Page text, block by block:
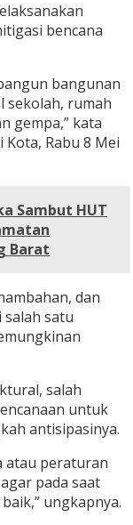
bencana
bangunan
sekolah, rumah
gempa,” kata
Rabu 8 Mei
Sambut HUT
Barat
dan
satu
salah
untuk
antisipasinya.
atau peraturan
pada saat
ungkapnya.